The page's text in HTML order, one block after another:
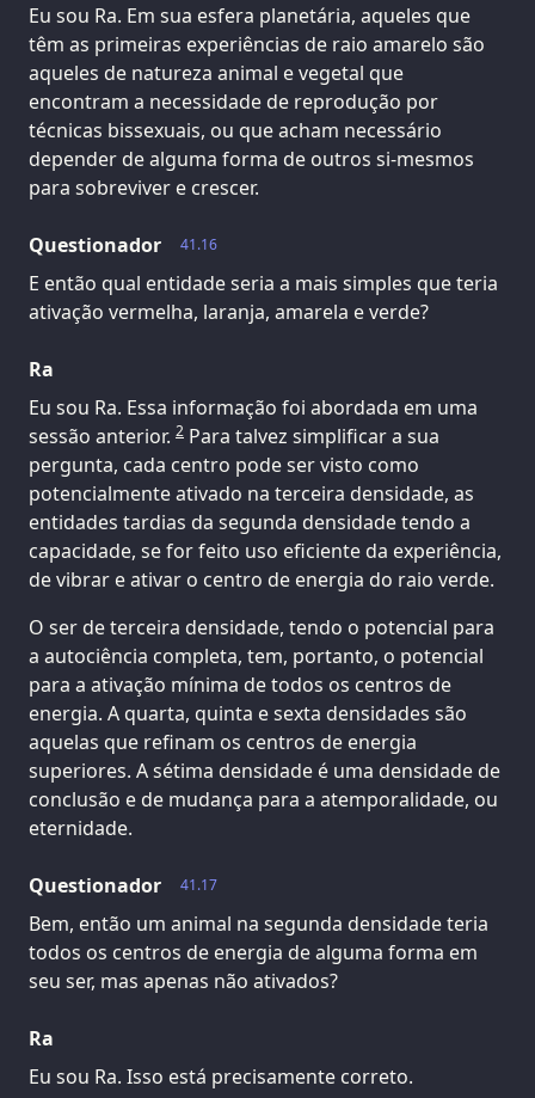
Eu sou Ra. Em sua esfera planetária, aqueles que
têm as primeiras experiências de raio amarelo são
aqueles de natureza animal e vegetal que
encontram a necessidade de reprodução por
técnicas bissexuais, ou que acham necessário
depender de alguma forma de outros si-mesmos
para sobreviver e crescer.
41.16
Questionador
E então qual entidade seria a mais simples que teria
ativação vermelha, laranja, amarela e verde?
Ra
Eu sou Ra. Essa informação foi abordada em uma
sessão anterior. 2 Para talvez simplificar a sua
pergunta, cada centro pode ser visto como
potencialmente ativado na terceira densidade, as
entidades tardias da segunda densidade tendo a
capacidade, se for feito uso eficiente da experiência,
de vibrar e ativar o centro de energia do raio verde.
O ser de terceira densidade, tendo o potencial para
a autociência completa, tem, portanto, o potencial
para a ativação mínima de todos os centros de
energia. A quarta, quinta e sexta densidades são
aquelas que refinam os centros de energia
superiores. A sétima densidade é uma densidade de
conclusão e de mudança para a atemporalidade, ou
eternidade.
41.17
Questionador
Bem, então um animal na segunda densidade teria
todos os centros de energia de alguma forma em
seu ser, mas apenas não ativados?
Ra
Eu sou Ra. Isso está precisamente correto.